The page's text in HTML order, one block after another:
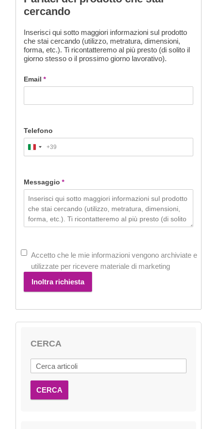
cercando
Inserisci qui sotto maggiori informazioni sul prodotto
che stai cercando (utilizzo, metratura, dimensioni,
forma, etc.). Ti ricontatteremo al più presto (di solito il
giorno stesso o il prossimo giorno lavorativo).
Email *
Telefono
Italy
+39
+39
Messaggio *
Accetto che le mie informazioni vengono archiviate e
utilizzate per ricevere materiale di marketing
Inoltra richiesta
CERCA
CERCA